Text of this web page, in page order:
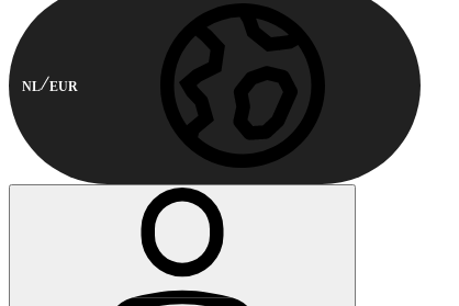
NL EUR